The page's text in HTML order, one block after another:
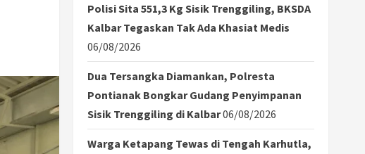
Polisi Sita 551,3 Kg Sisik Trenggiling, BKSDA
Kalbar Tegaskan Tak Ada Khasiat Medis
06/08/2026
Dua Tersangka Diamankan, Polresta
Pontianak Bongkar Gudang Penyimpanan
Sisik Trenggiling di Kalbar06/08/2026
Warga Ketapang Tewas di Tengah Karhutla,